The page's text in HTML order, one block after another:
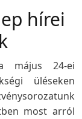
hírei
május 24-ei
üléseken
most arról